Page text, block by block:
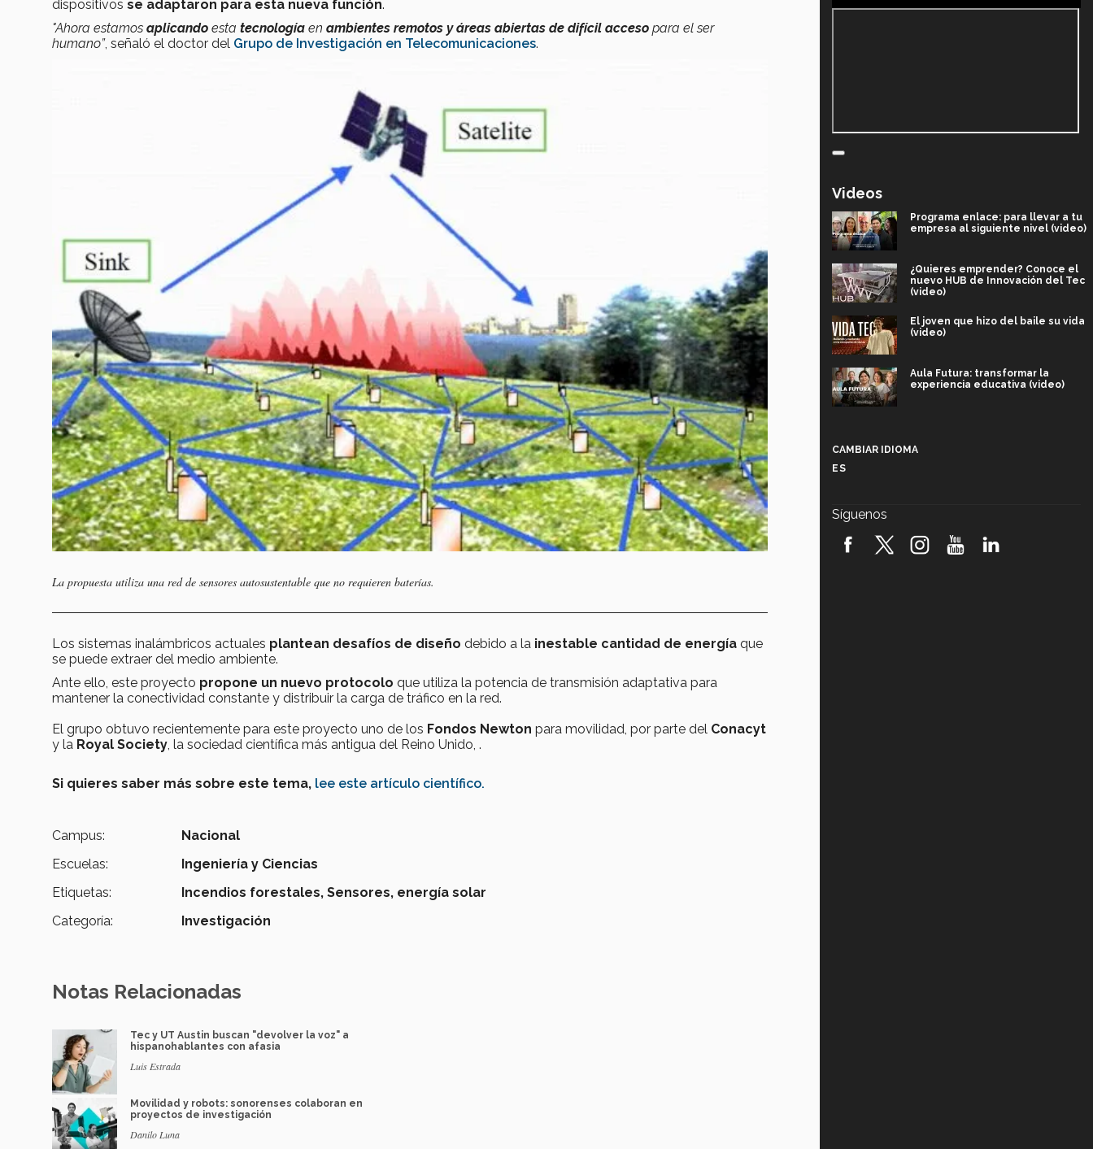
dispositivos se adaptaron para esta nueva función.
"Ahora estamos aplicando esta tecnología en ambientes remotos y áreas abiertas de difícil acceso para el ser
humano”, señaló el doctor del Grupo de Investigación en Telecomunicaciones.
La propuesta utiliza una red de sensores autosustentable que no requieren baterías.
Los sistemas inalámbricos actuales plantean desafíos de diseño debido a la inestable cantidad de energía que
se puede extraer del medio ambiente.
Ante ello, este proyecto propone un nuevo protocolo que utiliza la potencia de transmisión adaptativa para
mantener la conectividad constante y distribuir la carga de tráfico en la red.
El grupo obtuvo recientemente para este proyecto uno de los Fondos Newton para movilidad, por parte del Conacyt
y la Royal Society, la sociedad científica más antigua del Reino Unido, .
Si quieres saber más sobre este tema, lee este artículo científico.
Campus:
Nacional
Escuelas:
Ingeniería y Ciencias
Etiquetas:
Incendios forestales, Sensores, energía solar
Categoría:
Investigación
Notas Relacionadas
Tec y UT Austin buscan "devolver la voz" a
hispanohablantes con afasia
Luis Estrada
Movilidad y robots: sonorenses colaboran en
proyectos de investigación
Danilo Luna
Videos
Programa enlace: para llevar a tu
empresa al siguiente nivel (video)
¿Quieres emprender? Conoce el
nuevo HUB de Innovación del Tec
(video)
El joven que hizo del baile su vida
(video)
Aula Futura: transformar la
experiencia educativa (video)
robótica FIRST 2026! (video)
CAMBIAR IDIOMA
ES
Síguenos